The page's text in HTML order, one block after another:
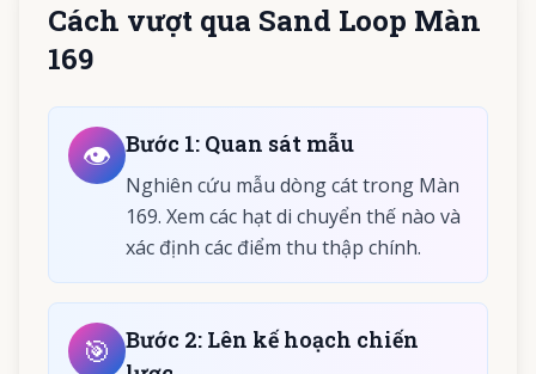
Cách vượt qua Sand Loop Màn
169
👁️ Bước 1: Quan sát mẫu
Nghiên cứu mẫu dòng cát trong Màn
169. Xem các hạt di chuyển thế nào và
xác định các điểm thu thập chính.
🎯 Bước 2: Lên kế hoạch chiến